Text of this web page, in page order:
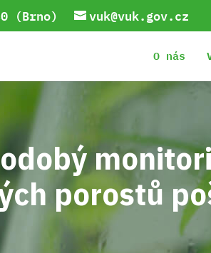
(Brno) vuk@vuk.gov.cz
O nás
porostů